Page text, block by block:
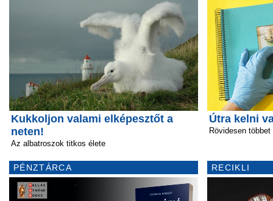
Kukkoljon valami elképesztőt a
neten!
Az albatroszok titkos élete
PÉNZTÁRCA
Útra kelni
Rövidesen
RECIKLI